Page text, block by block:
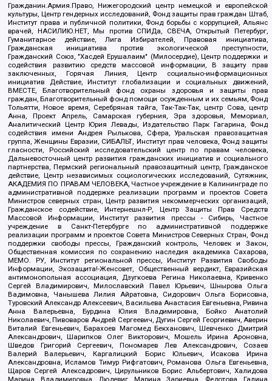
Гражданин.Армия.Право, Нижегородский центр немецкой и европейской
культуры, Центр гендерных исследований, Фонд защиты прав граждан Штаб,
Институт права и публичной политики, Фонд борьбы с коррупцией, Альянс
врачей, НАСИЛИЮ.НЕТ, Мы против СПИДа, СВЕЧА, Открытый Петербург,
Гуманитарное действие, Лига Избирателей, Правовая инициатива,
Гражданская инициатива против экологической преступности,
Гражданский Союз, "Хасдей Ерушалаим" (Милосердие), Центр поддержки и
содействия развитию средств массовой информации, В защиту прав
заключенных, Горячая Линия, Центр социально-информационных
инициатив Действие, Институт глобализации и социальных движений,
ВМЕСТЕ, Благотворительный фонд охраны здоровья и защиты прав
граждан, Благотворительный фонд помощи осужденным и их семьям, Фонд
Тольятти, Новое время, Серебряная тайга, Так-Так-Так, центр Сова, центр
Анна, Проект Апрель, Самарская губерния, Эра здоровья, Мемориал,
Аналитический Центр Юрия Левады, Издательство Парк Гагарина, Фонд
содействия имени Андрея Рылькова, Сфера, Уральская правозащитная
группа, Женщины Евразии, СИБАЛЬТ, Институт прав человека, Фонд защиты
гласности, Российский исследовательский центр по правам человека,
Дальневосточный центр развития гражданских инициатив и социального
партнерства, Пермский региональный правозащитный центр, Гражданское
действие, Центр независимых социологических исследований, Сутяжник,
АКАДЕМИЯ ПО ПРАВАМ ЧЕЛОВЕКА, Частное учреждение в Калининграде по
административной поддержке реализации программ и проектов Совета
Министров северных стран, Центр развития некоммерческих организаций,
Гражданское содействие, Интернешнл-Р, Центр Защиты Прав Средств
Массовой Информации, Институт развития прессы - Сибирь, Частное
учреждение в Санкт-Петербурге по административной поддержке
реализации программ и проектов Совета Министров Северных Стран, Фонд
поддержки свободы прессы, Гражданский контроль, Человек и Закон,
Общественная комиссия по сохранению наследия академика Сахарова,
МЕМО. РУ, Институт региональной прессы, Институт Развития Свободы
Информации, Экозащита!-Женсовет, Общественный вердикт, Евразийская
антимонопольная ассоциация, Дзугкоева Регина Николаевна, Кривенко
Сергей Владимирович, Милославский Павел Юрьевич, Шнырова Ольга
Вадимовна, Чанышева Лилия Айратовна, Сидорович Ольга Борисовна,
Туровский Александр Алексеевич, Васильева Анастасия Евгеньевна, Ривина
Анна Валерьевна, Бурдина Юлия Владимировна, Бойко Анатолий
Николаевич, Пивоваров Андрей Сергеевич, Дугин Сергей Георгиевич, Аверин
Виталий Евгеньевич, Барахоев Магомед Бекханович, Шевченко Дмитрий
Александрович, Шарипков Олег Викторович, Мошель Ирина Ароновна,
Шведов Григорий Сергеевич, Пономарев Лев Александрович, Созаев
Валерий Валерьевич, Каргалицкий Борис Юльевич, Исакова Ирина
Александровна, Исламов Тимур Рифгатович, Романова Ольга Евгеньевна,
Щаров Сергей Алексадрович, Цирульников Борис Альбертович, Халидова
Марина Владимировна, Людевиг Марина Зариевна, Федотова Галина